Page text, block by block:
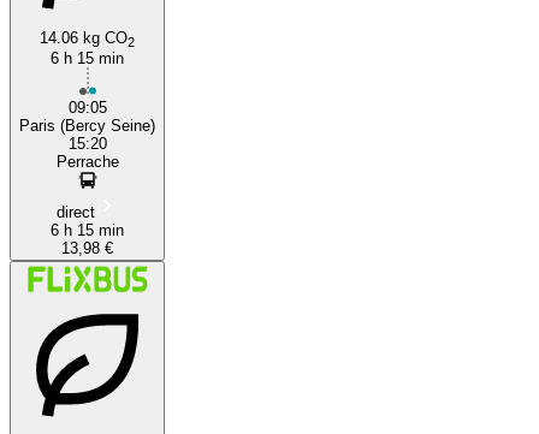
14.06 kg CO2
6 h 15 min
09:05
Paris (Bercy Seine)
15:20
Perrache
direct
6 h 15 min
13,98 €